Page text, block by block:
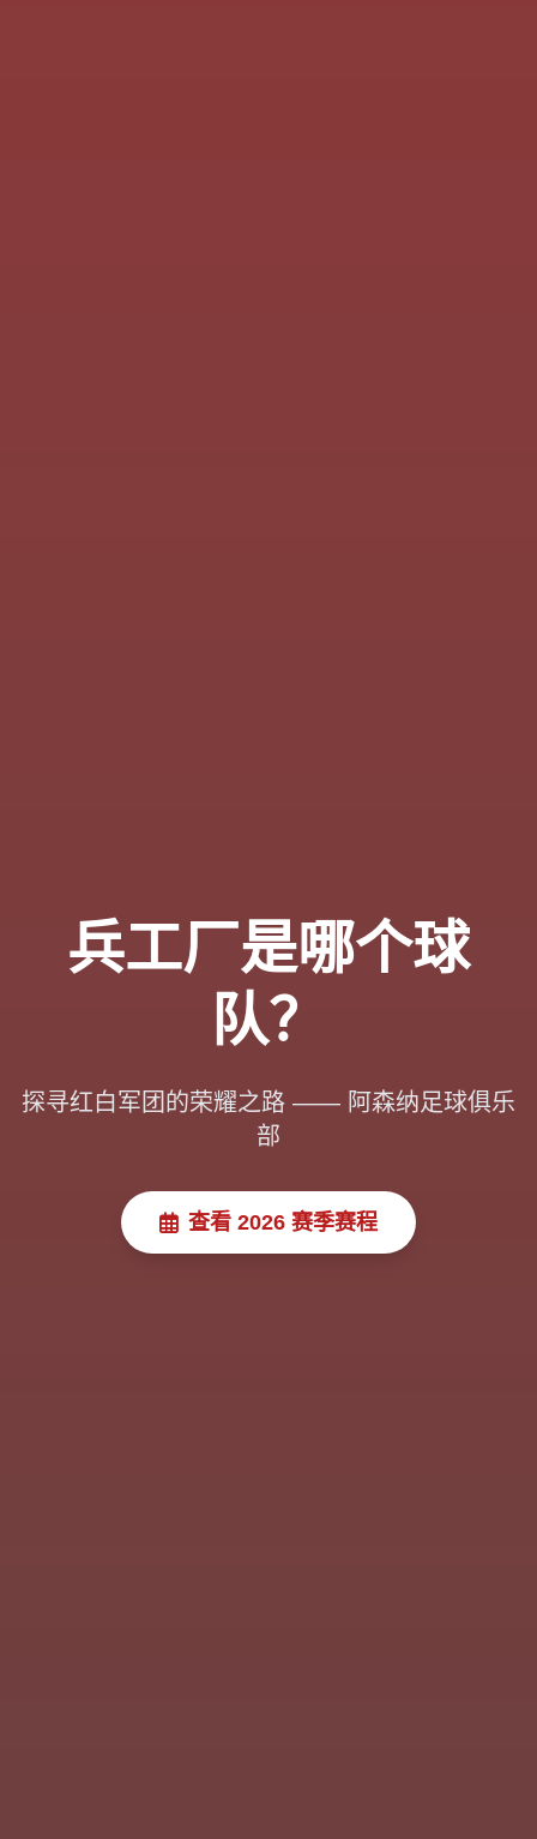
兵工厂是哪个球
队？
探寻红白军团的荣耀之路 —— 阿森纳足球俱乐
部
查看 2026 赛季赛程